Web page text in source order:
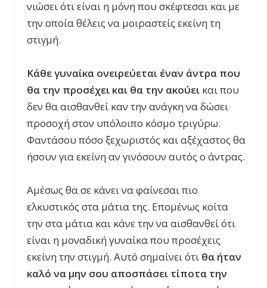
νιώσει ότι είναι η μόνη που σκέφτεσαι και με
την οποία θέλεις να μοιραστείς εκείνη τη
στιγμή.
Κάθε γυναίκα ονειρεύεται έναν άντρα που
θα την προσέχει και θα την ακούει και που
δεν θα αισθανθεί καν την ανάγκη να δώσει
προσοχή στον υπόλοιπο κόσμο τριγύρω.
Φαντάσου πόσο ξεχωριστός και αξέχαστος θα
ήσουν για εκείνη αν γινόσουν αυτός ο άντρας.
Αμέσως θα σε κάνει να φαίνεσαι πιο
ελκυστικός στα μάτια της. Επομένως κοίτα
την στα μάτια και κάνε την να αισθανθεί ότι
είναι η μοναδική γυναίκα που προσέχεις
εκείνη την στιγμή. Αυτό σημαίνει ότι θα ήταν
καλό να μην σου αποσπάσει τίποτα την